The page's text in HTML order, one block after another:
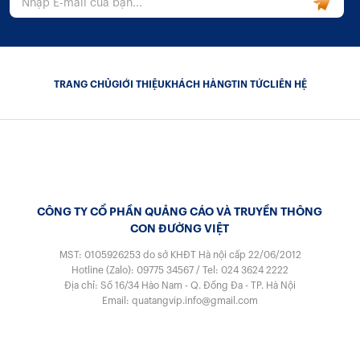
TRANG CHỦGIỚI THIỆU KHÁCH HÀNGTIN TỨCLIÊN HỆ
CÔNG TY CỔ PHẦN QUẢNG CÁO VÀ TRUYỀN THÔNG
CON ĐƯỜNG VIỆT
MST: 0105926253 do sở KHĐT Hà nội cấp 22/06/2012
Hotline (Zalo): 09775 34567 / Tel: 024 3624 2222
Địa chỉ: Số 16/34 Hào Nam - Q. Đống Đa - TP. Hà Nội
Email: quatangvip.info@gmail.com